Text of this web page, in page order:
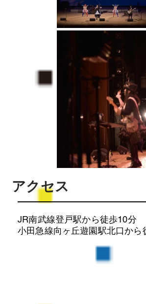
アクセス
JR南武線登戸駅から徒歩10分
小田急線向ヶ丘遊園駅北口から